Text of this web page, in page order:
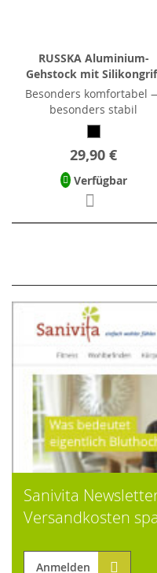
RUSSKA Aluminium-
Gehstock mit
Besonders komfortabel
besonders stabil
29,90 €
Verfügbar
Sanivita
Versandkosten
Anmelden